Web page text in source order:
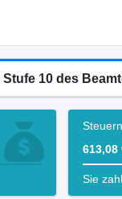
10 des
Steuern
613,08
Sie